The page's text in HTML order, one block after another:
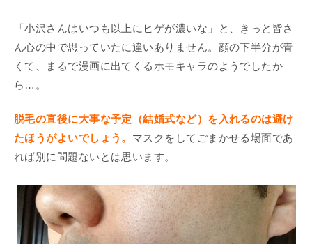
「小沢さんはいつも以上にヒゲが濃いな」と、きっと皆さ
ん心の中で思っていたに違いありません。顔の下半分が青
くて、まるで漫画に出てくるホモキャラのようでしたか
ら…。
脱毛の直後に大事な予定（結婚式など）を入れるのは避け
たほうがよいでしょう。 マスクをしてごまかせる場面であ
れば別に問題ないとは思います。